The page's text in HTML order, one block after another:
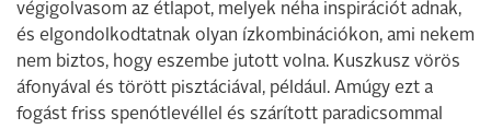
végigolvasom az étlapot, melyek néha inspirációt adnak,
és elgondolkodtatnak olyan ízkombinációkon, ami nekem
nem biztos, hogy eszembe jutott volna. Kuszkusz vörös
áfonyával és törött pisztáciával, például. Amúgy ezt a
fogást friss spenótlevéllel és szárított paradicsommal